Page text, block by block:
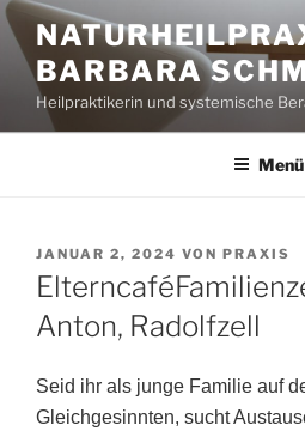
Zum
Inhalt
springenBARBARA
Heilpraktikerin und systemische
Menü
VERÖFFENTLICHT
AM
JANUAR 2, 2024 VON PRAXIS
Anton, Radolfzell
Seid ihr als junge Familie auf
Gleichgesinnten, sucht